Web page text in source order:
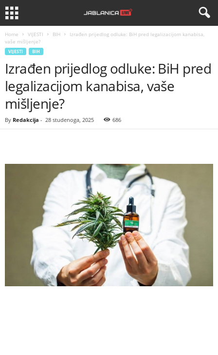
Home VIJESTI BIH
Izrađen prijedlog odluke: BiH pred legalizacijom kanabisa,
vaše mišljenje?
VIJESTI BIH
Izrađen prijedlog odluke: BiH pred
legalizacijom kanabisa, vaše
mišljenje?
By Redakcija - 28 studenoga, 2025 686